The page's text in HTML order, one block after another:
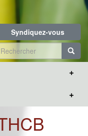
Syndiquez-vous